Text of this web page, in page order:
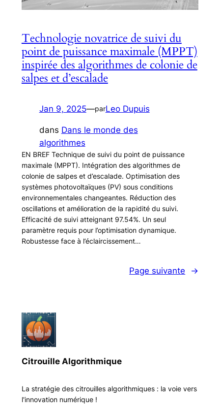
Technologie novatrice de suivi du
point de puissance maximale (MPPT)
inspirée des algorithmes de colonie de
salpes et d’escalade
Jan 9, 2025—parLeo Dupuis
dans Dans le monde des
algorithmes
EN BREF Technique de suivi du point de puissance
maximale (MPPT). Intégration des algorithmes de
colonie de salpes et d’escalade. Optimisation des
systèmes photovoltaïques (PV) sous conditions
environnementales changeantes. Réduction des
oscillations et amélioration de la rapidité du suivi.
Efficacité de suivi atteignant 97.54%. Un seul
paramètre requis pour l’optimisation dynamique.
Robustesse face à l’éclaircissement…
Page suivante →
Citrouille Algorithmique
La stratégie des citrouilles algorithmiques : la voie vers
l'innovation numérique !